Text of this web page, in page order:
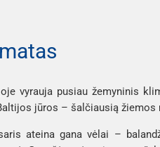
vyrauja pusiau žemyninis
jūros – šalčiausią žiemos
ateina gana vėlai –